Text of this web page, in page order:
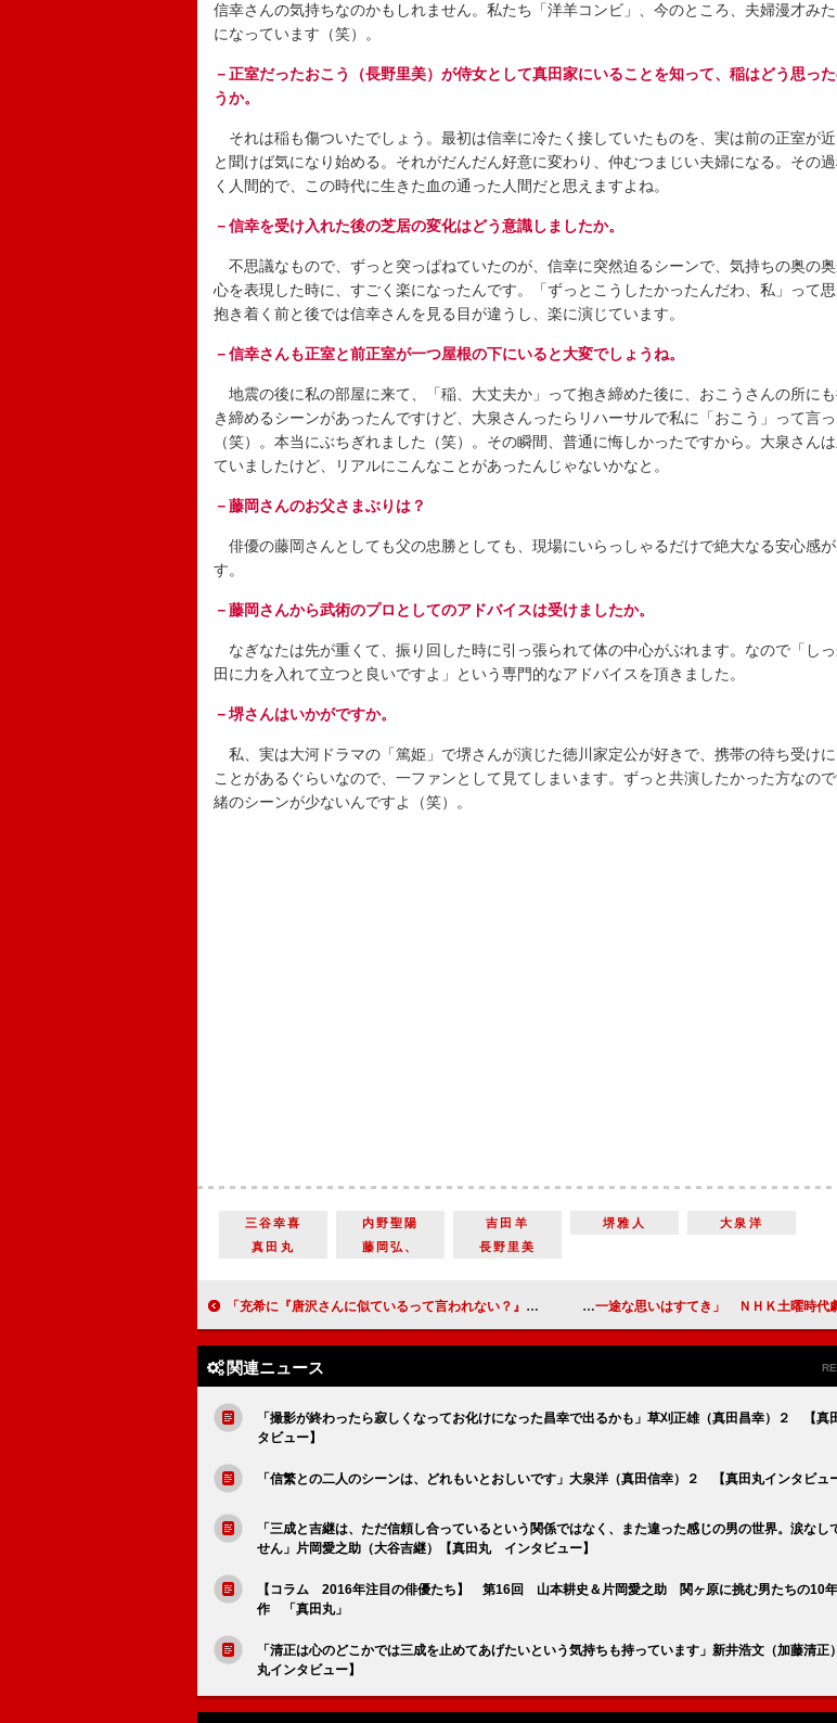
信幸さんの気持ちなのかもしれません。私たち「洋羊コンビ」、今のところ、夫婦漫才み
になっています（笑）。
－正室だったおこう（長野里美）が侍女として真田家にいることを知って、稲はどう思っ
うか。
それは稲も傷ついたでしょう。最初は信幸に冷たく接していたものを、実は前の正室が
と聞けば気になり始める。それがだんだん好意に変わり、仲むつまじい夫婦になる。その
く人間的で、この時代に生きた血の通った人間だと思えますよね。
－信幸を受け入れた後の芝居の変化はどう意識しましたか。
不思議なもので、ずっと突っぱねていたのが、信幸に突然迫るシーンで、気持ちの奥の
心を表現した時に、すごく楽になったんです。「ずっとこうしたかったんだわ、私」って思
抱き着く前と後では信幸さんを見る目が違うし、楽に演じています。
－信幸さんも正室と前正室が一つ屋根の下にいると大変でしょうね。
地震の後に私の部屋に来て、「稲、大丈夫か」って抱き締めた後に、おこうさんの所に
き締めるシーンがあったんですけど、大泉さんったらリハーサルで私に「おこう」って言
（笑）。本当にぶちぎれました（笑）。その瞬間、普通に悔しかったですから。大泉さん
ていましたけど、リアルにこんなことがあったんじゃないかなと。
－藤岡さんのお父さまぶりは？
俳優の藤岡さんとしても父の忠勝としても、現場にいらっしゃるだけで絶大なる安心感が
す。
－藤岡さんから武術のプロとしてのアドバイスは受けましたか。
なぎなたは先が重くて、振り回した時に引っ張られて体の中心がぶれます。なので「し
田に力を入れて立つと良いですよ」という専門的なアドバイスを頂きました。
－堺さんはいかがですか。
私、実は大河ドラマの「篤姫」で堺さんが演じた徳川家定公が好きで、携帯の待ち受け
ことがあるぐらいなので、一ファンとして見てしまいます。ずっと共演したかった方なの
緒のシーンが少ないんですよ（笑）。
三谷幸喜 内野聖陽 吉田羊 堺雅人
大泉洋
真田丸
藤岡弘、 長野里美
「充希に『唐沢さんに似ているって言われない？』って聞いたら『よく言われます』って」 古田新太（赤羽根憲宗） 【とと姉ちゃん インタビュー】 武井咲、ピュアな恋愛観に憧れ「一途な思いはすてき」 ＮＨＫ土
関連ニュース
「撮影が終わったら寂しくなってお化けになった昌幸で出るかも」草刈正雄（真田昌幸）２ 【
タビュー】
「信繁との二人のシーンは、どれもいとおしいです」大泉洋（真田信幸）２ 【真田丸インタビュ
「三成と吉継は、ただ信頼し合っているという関係ではなく、また違った感じの男の世界。涙なし
せん」片岡愛之助（大谷吉継）【真田丸 インタビュー】
【コラム 2016年注目の俳優たち】 第16回 山本耕史＆片岡愛之助 関ヶ原に挑む男たちの10
作 「真田丸」
「清正は心のどこかでは三成を止めてあげたいという気持ちも持っています」新井浩文（加藤清
丸インタビュー】